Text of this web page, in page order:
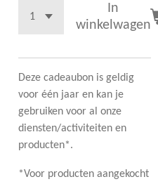
In
winkelwagen
Deze cadeaubon is geldig
voor één jaar en kan je
gebruiken voor al onze
diensten/activiteiten en
producten*.
*Voor producten aangekocht